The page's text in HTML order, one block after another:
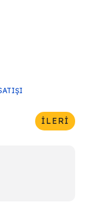
İLERI